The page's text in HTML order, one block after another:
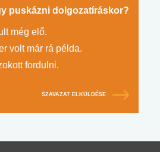
puskázni dolgozatíráskor?
még elő.
volt már rá példa.
fordulni.
SZAVAZAT ELKÜLDÉSE